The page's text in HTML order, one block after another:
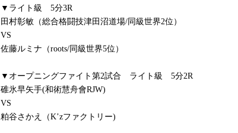
▼ライト級 5分3R
田村彰敏（総合格闘技津田沼道場/同級世界2位）
VS
佐藤ルミナ（roots/同級世界5位）
▼オープニングファイト第2試合 ライト級 5分2R
碓氷早矢手(和術慧舟會RJW)
VS
粕谷さかえ（K’zファクトリー)